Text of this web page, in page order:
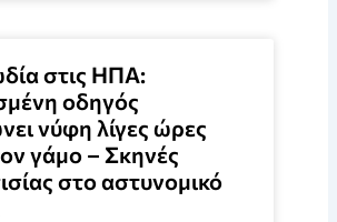
στις ΗΠΑ:
οδηγός
νύφη λίγες ώρες
γάμο – Σκηνές
στο αστυνομικό